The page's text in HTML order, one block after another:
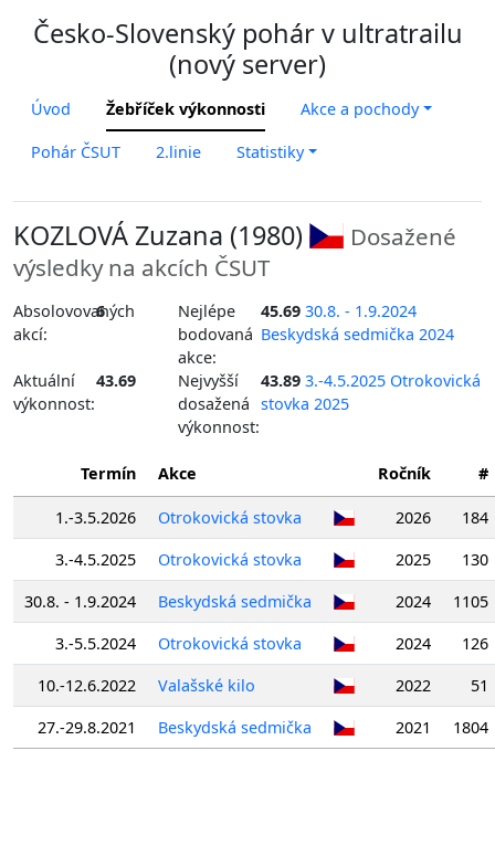
Česko-Slovenský pohár v ultratrailu
(nový server)
Úvod Žebříček výkonnosti Akce a pochody
Pohár ČSUT 2.linie Statistiky
KOZLOVÁ Zuzana (1980)
Dosažené
výsledky na akcích ČSUT
Absolovovaných
akcí:
6
Nejlépe
bodovaná
akce:
45.69 30.8. - 1.9.2024
Beskydská sedmička 2024
Aktuální
výkonnost:
43.69
Nejvyšší
dosažená
výkonnost:
43.89 3.-4.5.2025 Otrokovická
stovka 2025
Termín Akce Ročník #
1.-3.5.2026 Otrokovická stovka 2026
184
3.-4.5.2025
Otrokovická stovka 2025
130
30.8. - 1.9.2024
Beskydská sedmička 2024
1105
3.-5.5.2024
Otrokovická stovka 2024
126
10.-12.6.2022
Valašské kilo 2022
51
27.-29.8.2021
Beskydská sedmička 2021 1804